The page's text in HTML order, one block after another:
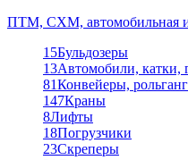
ПТМ, СХМ, автомобильная и
15Бульдозеры
13Автомобили, катки,
81Конвейеры,
147Краны
8Лифты
18Погрузчики
23Скреперы